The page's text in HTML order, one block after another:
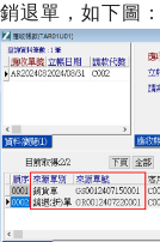
銷退單，如下圖：